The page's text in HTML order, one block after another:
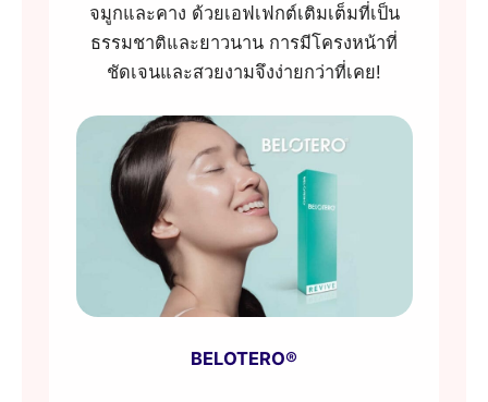
จมูกและคาง ด้วยเอฟเฟกต์เติมเต็มที่เป็น
ธรรมชาติและยาวนาน การมีโครงหน้าที่
ชัดเจนและสวยงามจึงง่ายกว่าที่เคย!
BELOTERO®